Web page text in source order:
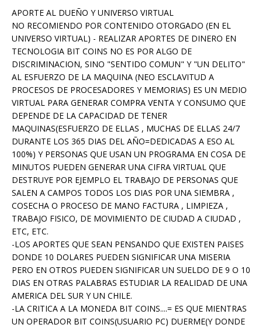
APORTE AL DUEÑO Y UNIVERSO VIRTUAL
NO RECOMIENDO POR CONTENIDO OTORGADO (EN EL
UNIVERSO VIRTUAL) - REALIZAR APORTES DE DINERO EN
TECNOLOGIA BIT COINS NO ES POR ALGO DE
DISCRIMINACION, SINO "SENTIDO COMUN" Y "UN DELITO"
AL ESFUERZO DE LA MAQUINA (NEO ESCLAVITUD A
PROCESOS DE PROCESADORES Y MEMORIAS) ES UN MEDIO
VIRTUAL PARA GENERAR COMPRA VENTA Y CONSUMO QUE
DEPENDE DE LA CAPACIDAD DE TENER
MAQUINAS(ESFUERZO DE ELLAS , MUCHAS DE ELLAS 24/7
DURANTE LOS 365 DIAS DEL AÑO=DEDICADAS A ESO AL
100%) Y PERSONAS QUE USAN UN PROGRAMA EN COSA DE
MINUTOS PUEDEN GENERAR UNA CIFRA VIRTUAL QUE
DESTRUYE POR EJEMPLO EL TRABAJO DE PERSONAS QUE
SALEN A CAMPOS TODOS LOS DIAS POR UNA SIEMBRA ,
COSECHA O PROCESO DE MANO FACTURA , LIMPIEZA ,
TRABAJO FISICO, DE MOVIMIENTO DE CIUDAD A CIUDAD ,
ETC, ETC.
-LOS APORTES QUE SEAN PENSANDO QUE EXISTEN PAISES
DONDE 10 DOLARES PUEDEN SIGNIFICAR UNA MISERIA
PERO EN OTROS PUEDEN SIGNIFICAR UN SUELDO DE 9 O 10
DIAS EN OTRAS PALABRAS ESTUDIAR LA REALIDAD DE UNA
AMERICA DEL SUR Y UN CHILE.
-LA CRITICA A LA MONEDA BIT COINS....= ES QUE MIENTRAS
UN OPERADOR BIT COINS(USUARIO PC) DUERME(Y DONDE